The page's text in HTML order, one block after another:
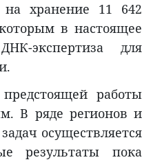
хранение 11 642
в настоящее
экспертиза для
работы
В ряде регионов и
осуществляется
результаты пока